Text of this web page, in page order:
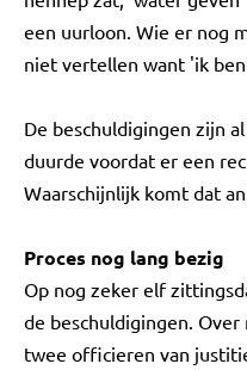
een uurloon. Wie er nog
niet vertellen want 'ik
De beschuldigingen zijn
duurde voordat er een
Waarschijnlijk komt dat
Proces nog lang bezig
Op nog zeker elf
de beschuldigingen.
twee officieren van